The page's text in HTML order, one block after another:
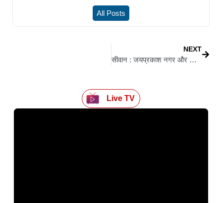
All Posts
NEXT
सीवान : जयप्रकाश नगर और दीनदयाल नगर की सड़कें बता रही विकास की सच्चाई, नगर थाना रोड पर हर साल होता है लाखों का खर्च
Live TV